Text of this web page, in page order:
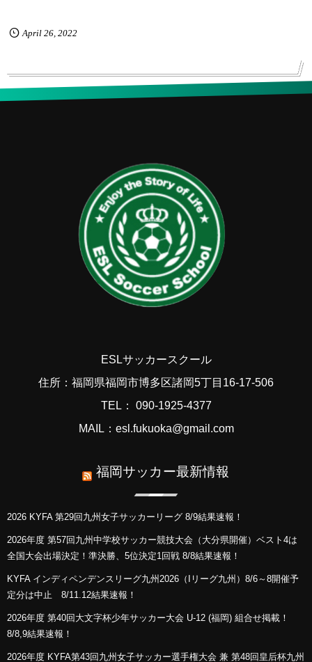
April 26, 2022
ESLサッカースクール
住所：福岡県福岡市博多区諸岡5丁目16-17-506
TEL： 090-1925-4377
MAIL：esl.fukuoka@gmail.com
福岡サッカー最新情報
2026 KYFA 第29回九州女子サッカーリーグ 8/9結果速報！
2026年度 第57回九州中学校サッカー競技大会（大分県開催）ベスト4は
全国大会出場決定！準決勝、5位決定1回戦 8/8結果速報！
KYFA インディペンデンスリーグ九州2026（Iリーグ九州）8/6～8開催予
定分は中止 8/11.12結果速報！
2026年度 第40回大文字杯少年サッカー大会 U-12 (福岡) 組合せ掲載！
8/8,9結果速報！
2026年度 KYFA第43回九州女子サッカー選手権大会 兼 第48回皇后杯九州